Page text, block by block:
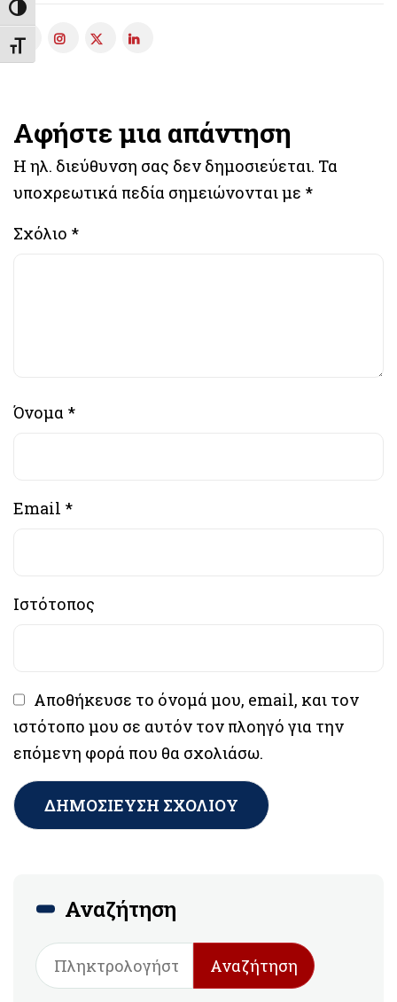
Εναλλαγή Υψηλής Αντίθεσης
Εναλλαγή Μεγέθους Γραμμάτων
Αφήστε μια απάντηση
Η ηλ. διεύθυνση σας δεν δημοσιεύεται. Τα
υποχρεωτικά πεδία σημειώνονται με *
Σχόλιο *
Όνομα *
Email *
Ιστότοπος
Αποθήκευσε το όνομά μου, email, και τον
ιστότοπο μου σε αυτόν τον πλοηγό για την
επόμενη φορά που θα σχολιάσω.
Αναζήτηση
Αναζήτηση